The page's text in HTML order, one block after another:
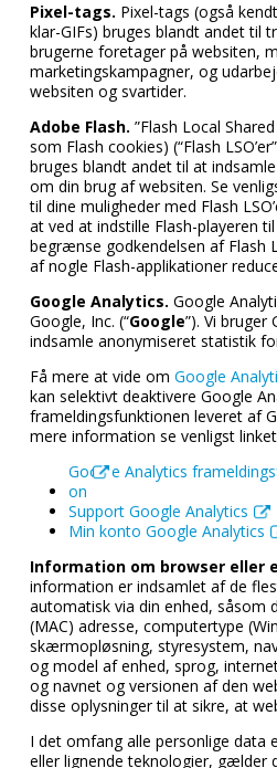
Pixel-tags. Pixel-tags (også
klar-GIFs) bruges blandt andet til
brugerne foretager på websiten,
marketingskampagner, og
websiten og svartider.
Adobe Flash. ”Flash Local
som Flash cookies) (“Flash
bruges blandt andet til at
om din brug af websiten. Se
til dine muligheder med Flash
at ved at indstille Flash-playeren
begrænse godkendelsen af Flash
af nogle Flash-applikationer
Google Analytics. Google
Google, Inc. (“Google”). Vi bruger
indsamle anonymiseret statistik
Få mere at vide omGoogle
kan selektivt deaktivere Google
frameldingsfunktionen leveret af
mere information se venligst
Google Analytics
on
Support Google Analytics
Min konto Google Analytics
Information om browser eller
information er indsamlet af de
automatisk via din enhed, såsom
(MAC) adresse, computertype
skærmopløsning, styresystem,
og model af enhed, sprog,
og navnet og versionen af den
disse oplysninger til at sikre, at
I det omfang alle personlige data
eller lignende teknologier, gælder